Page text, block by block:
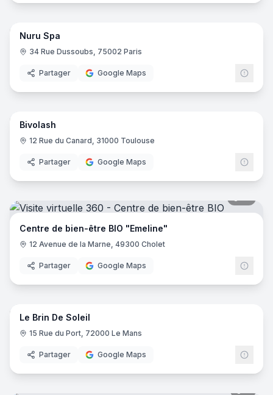
10
Nuru Spa
34 Rue Dussoubs, 75002 Paris
Partager Google Maps
9
Bivolash
12 Rue du Canard, 31000 Toulouse
Partager Google Maps
Centre de bien-être BIO "Emeline"
12 Avenue de la Marne, 49300 Cholet
Partager Google Maps
15
Le Brin De Soleil
15 Rue du Port, 72000 Le Mans
Partager Google Maps